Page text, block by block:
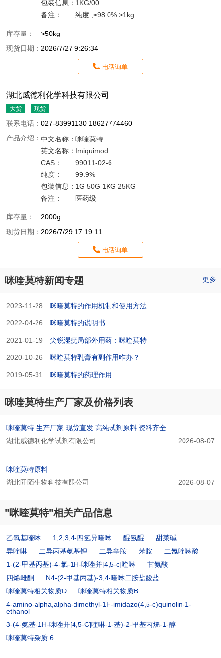
包装信息： 1KG/00
备注：
纯度 ,≥98.0% >1kg
库存量：
>50kg
现货日期： 2026/7/27 9:26:34
电话询单
湖北威德利化学科技有限公司
大货 现货
联系电话：027-83991130 18627774460
产品介绍：中文名称：咪喹莫特
英文名称： Imiquimod
CAS：
99011-02-6
纯度：
99.9%
包装信息： 1G 50G 1KG 25KG
备注：
医药级
库存量：
2000g
现货日期： 2026/7/29 17:19:11
电话询单
咪喹莫特新闻专题 更多
2023-11-28 咪喹莫特的作用机制和使用方法
2022-04-26 咪喹莫特的说明书
2021-01-19 尖锐湿疣局部外用药：咪喹莫特
2020-10-26 咪喹莫特乳膏有副作用咋办？
2019-05-31 咪喹莫特的药理作用
咪喹莫特生产厂家及价格列表
咪喹莫特 生产厂家 现货直发 高纯试剂原料 资料齐全
湖北威德利化学试剂有限公司
2026-08-07
咪喹莫特原料
湖北阡陌生物科技有限公司
2026-08-07
"咪喹莫特"相关产品信息
乙氧基喹啉 1,2,3,4-四氢异喹啉 醌氢醌
甜菜碱
异喹啉
二异丙基氨基锂 二异辛胺 苯胺
二氯喹啉酸
1-(2-甲基丙基)-4-氯-1H-咪唑并[4,5-c]喹啉
甘氨酸
四烯雌酮
N4-(2-甲基丙基)-3,4-喹啉二胺盐酸盐
咪喹莫特相关物质D
咪喹莫特相关物质B
4-amino-alpha,alpha-dimethyl-1H-imidazo(4,5-c)quinolin-1-
ethanol
3-(4-氨基-1H-咪唑并[4,5-C]喹啉-1-基)-2-甲基丙烷-1-醇
咪喹莫特杂质 6